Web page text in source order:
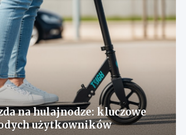
na hulajnodze: kluczowe
użytkowników